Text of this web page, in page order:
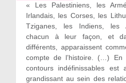
« Les Palestiniens, les
Irlandais, les Corses, les
Tziganes, les Indiens, les
chacun à leur façon, et
différents, apparaissent
compte de l’histoire. (…) En
contours indéfinissables
grandissant au sein des